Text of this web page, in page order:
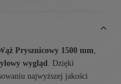
Prysznicowy 1500 mm,
wygląd. Dzięki
najwyższej jakości